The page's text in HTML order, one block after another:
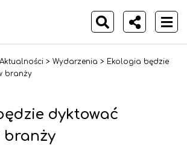
Aktualności > Wydarzenia > Ekologia będzie
branży
dyktować
branży